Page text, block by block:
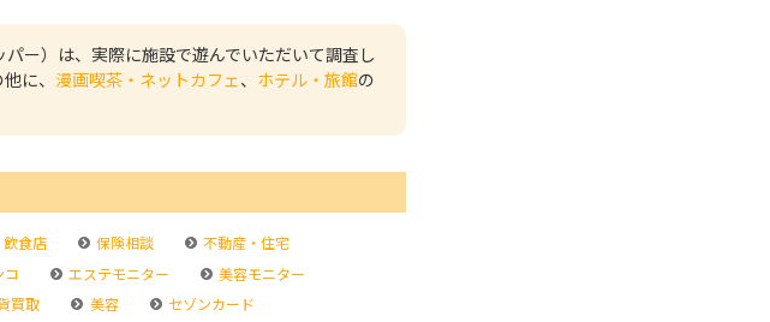
ー）は、実際に施設で遊んでいただいて調査し
に、 漫画喫茶・ネットカフェ、 ホテル・旅館の
飲食店 保険相談
不動産・住宅
コ エステモニター
美容モニター
買取 美容
セゾンカード